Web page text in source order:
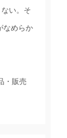
い。そ
なめらか
・販売